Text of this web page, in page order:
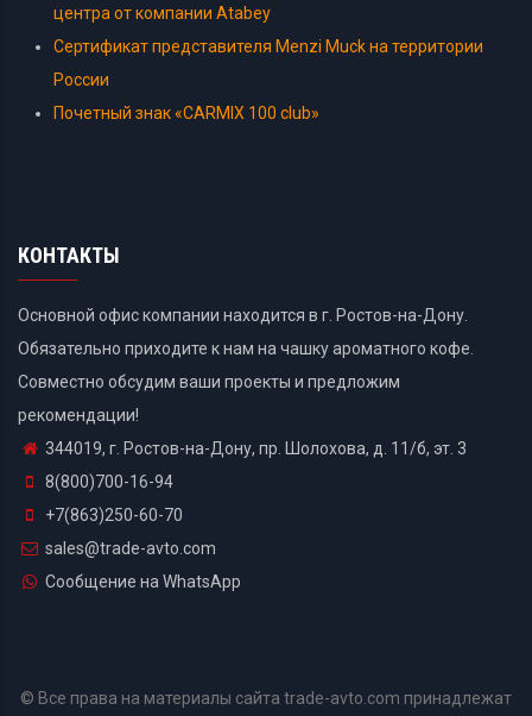
центра от компании Atabey
Сертификат представителя Menzi Muck на территории
России
Почетный знак «CARMIX 100 club»
КОНТАКТЫ
Основной офис компании находится в г. Ростов-на-Дону.
Обязательно приходите к нам на чашку ароматного кофе.
Совместно обсудим ваши проекты и предложим
рекомендации!
344019, г. Ростов-на-Дону, пр. Шолохова, д. 11/б, эт. 3
8(800)700-16-94
+7(863)250-60-70
sales@trade-avto.com
Сообщение на WhatsApp
© Все права на материалы сайта trade-avto.com принадлежат